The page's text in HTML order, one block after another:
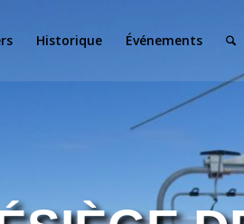
Historique Événements